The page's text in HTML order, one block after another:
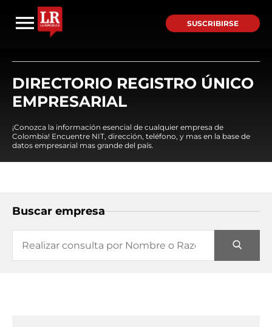
SUSCRIBIRSE
DIRECTORIO REGISTRO ÚNICO
EMPRESARIAL
¡Conozca la información esencial de cualquier empresa de
Colombia! Encuentre NIT, dirección, teléfono, y mas en la base de
datos empresarial mas grande del país.
Buscar empresa